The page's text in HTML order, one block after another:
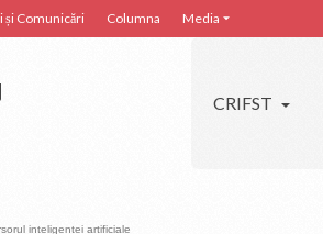
și Comunicări Columna Media
CRIFST
inteligenței artificiale